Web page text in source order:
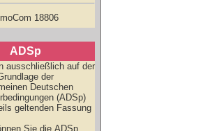
18806
ADSp
ausschließlich auf der
der
Deutschen
(ADSp)
geltenden Fassung
Sie die ADSp